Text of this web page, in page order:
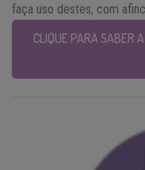
faça uso destes, com
CLIQUE PARA SABER